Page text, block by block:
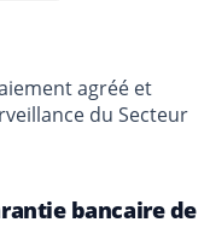
agréé et
du Secteur
bancaire de